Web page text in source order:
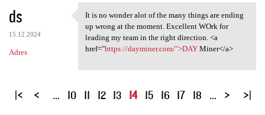
ds
15.12.2024
Adres
It is no wonder alot of the
It is no wonder alot of the many things are ending
up wrong at the moment. Excellent WOrk for
leading my team in the right direction. <a
href="https://dayminer.com/">DAYMiner</a>
S
… 10 11 12 13 14 15 16 17 18 …